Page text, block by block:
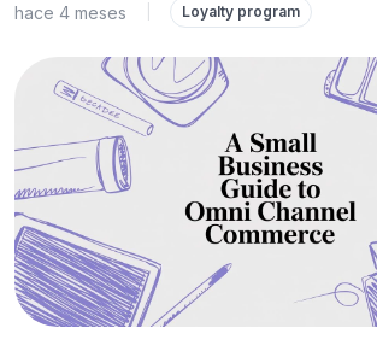
hace 4 meses Loyalty program